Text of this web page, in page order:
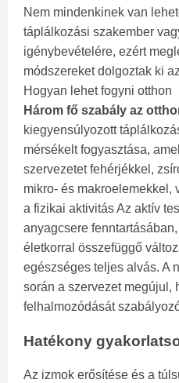
Nem mindenkinek van
táplálkozási szakember
igénybevételére, ezért
módszereket dolgoztak ki
Hogyan lehet fogyni otthon
Három fő szabály az
kiegyensúlyozott
mérsékelt fogyasztása,
szervezetet fehérjékkel,
mikro- és makroelemekkel,
a fizikai aktivitás Az aktív
anyagcsere
életkorral összefüggő
egészséges teljes alvás. A
során a szervezet megújul,
felhalmozódását
Hatékony
Az izmok erősítése és a